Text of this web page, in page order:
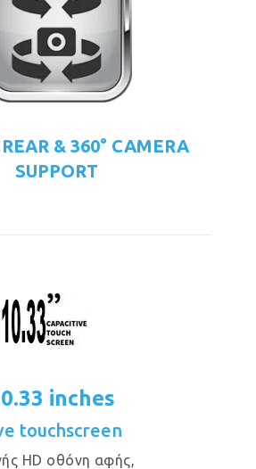
& 360° CAMERA
SUPPORT
inches
touchscreen
HD οθόνη αφής,